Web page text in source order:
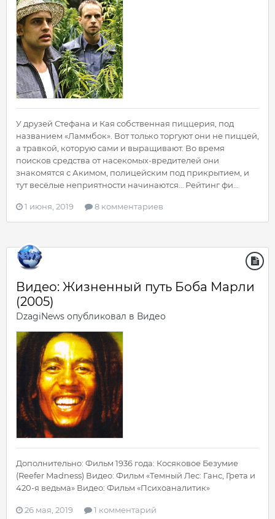
У друзей Стефана и Кая собственная пиццерия, под
названием «Ламмбок». Вот только торгуют они не пиццей,
а травкой, которую сами и выращивают. Во время
поисков средства от насекомых-вредителей они
знакомятся с Акимом, полицейским под прикрытием, и
тут весёлые неприятности начинаются… Рейтинг фи...
1 июня, 2019 8 комментариев
Видео: Жизненный путь Боба Марли
(2005)
DzagiNews опубликовал в Видео
Дополнительно: Фильм 1936 года: Косяковое Безумие
(Reefer Madness) Видео: Фильм «Темный Лес: Ганс, Грета и
420-я ведьма» Видео: Фильм «Психоаналитик»
26 мая, 2019 1 комментарий